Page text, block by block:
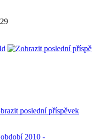
2010 -